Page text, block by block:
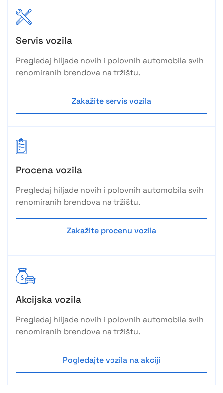
Servis vozila
Pregledaj hiljade novih i polovnih automobila svih
renomiranih brendova na tržištu.
Zakažite servis vozila
Procena vozila
Pregledaj hiljade novih i polovnih automobila svih
renomiranih brendova na tržištu.
Zakažite procenu vozila
Akcijska vozila
Pregledaj hiljade novih i polovnih automobila svih
renomiranih brendova na tržištu.
Pogledajte vozila na akciji